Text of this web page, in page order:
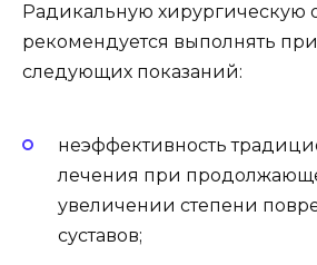
Радикальную хирургическую
рекомендуется выполнять
следующих показаний:
неэффективность
лечения при
увеличении степени
суставов;